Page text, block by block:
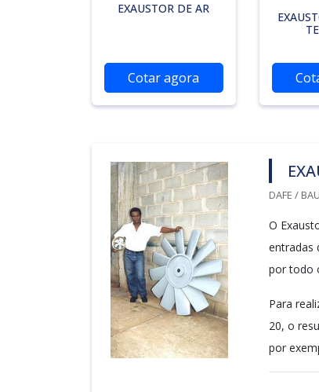
EXAUSTOR DE AR
Cotar agora
DAFE /
O
entradas
por todo
Para
20, o
por